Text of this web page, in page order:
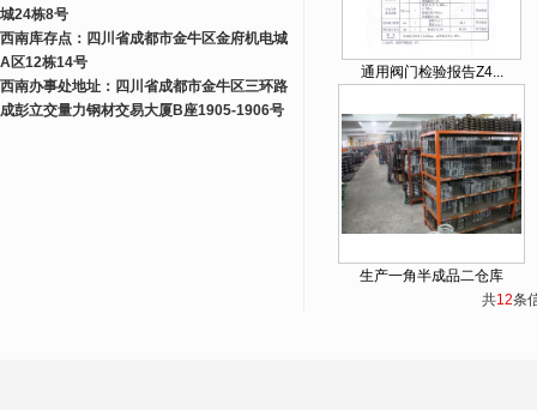
城24栋8号
西南库存点：四川省成都市金牛区金府机电城
A区12栋14号
西南办事处地址：四川省成都市金牛区三环路
成彭立交量力钢材交易大厦B座1905-1906号
通用阀门检验报告Z4...
生产一角半成品二仓库
共12条